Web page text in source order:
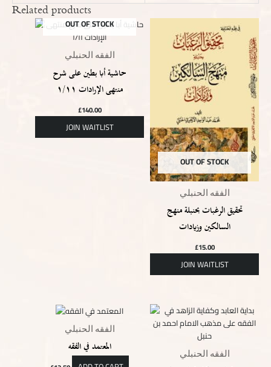
Related products
OUT OF STOCK
الفقه الحنبلي
حاشية أبا بطين على شرح
منتهى الإرادات ١/١١
£140.00
OUT OF STOCK
الفقه الحنبلي
تحقيق الرغبات بحنبلة منهج
السالكين وزيادات
£15.00
الفقه الحنبلي
المعتمد في الفقه الفقه الحنبلي